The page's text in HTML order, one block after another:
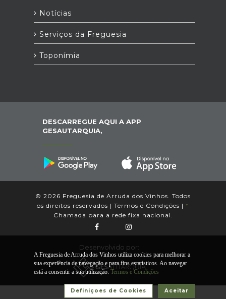
Notícias
Serviços da Freguesia
Toponímia
DESCARREGUE AQUI A APP
GESAUTARQUIA,
© 2026 Freguesia de Arruda dos Vinhos. Todos
os direitos reservados | Termos e Condições | *
Chamada para a rede fixa nacional.
Desenvolvido por:
A Freguesia de Arruda dos Vinhos utiliza cookies para melhorar a
sua experiência de navegação e para fins estatísticos. Ao navegar
está a consentir a sua utilização. Termos e Condições
Aceitar
Definiçoes de Cookies